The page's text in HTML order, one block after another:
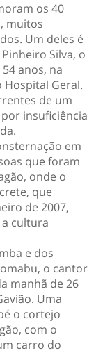
os 40
muitos
Um deles é
Silva, o
anos, na
Hospital Geral.
de um
insuficiência
em
que foram
onde o
que
de 2007,
cultura
e dos
o cantor
manhã de 26
Uma
o cortejo
com o
carro do